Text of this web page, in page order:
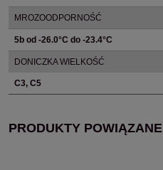
MROZOODPORNOŚĆ
5b od -26.0°C do -23.4°C
DONICZKA WIELKOŚĆ
C3, C5
PRODUKTY POWIĄZANE